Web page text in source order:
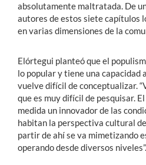
absolutamente maltratada. De
autores de estos siete capítulos
en varias dimensiones de la
Elórtegui planteó que el
lo popular y tiene una capacidad
vuelve difícil de conceptualizar.
que es muy difícil de pesquisar.
medida un innovador de las
habitan la perspectiva cultural
partir de ahí se va mimetizando
operando desde diversos niveles”.